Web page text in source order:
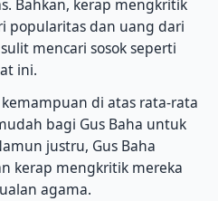
Bahkan, kerap mengkritik
popularitas dan uang dari
mencari sosok seperti
ini.
di atas rata-rata
bagi Gus Baha untuk
justru, Gus Baha
kerap mengkritik mereka
agama.